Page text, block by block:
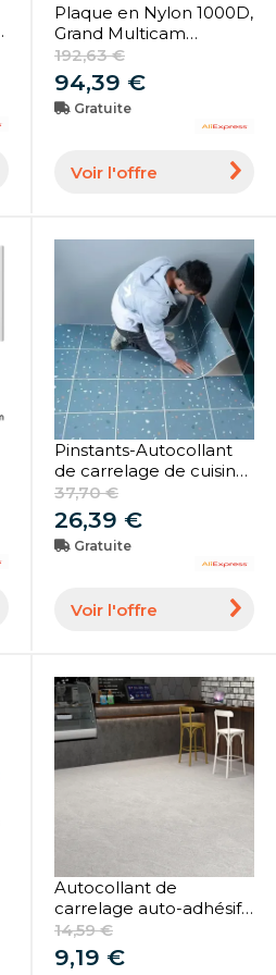
Plaque en Nylon 1000D,
Grand Multicam
Chaleco keeptakle,
28x35cm, Electrolux
Ranger, Vert Dulglafor
SAPI 11x14 Pouces
192,63 €
94,39 €
Gratuite
Voir l'offre
Pinstants-Autocollant
de carrelage de cuisine
en PVC auto-adhésif,
résistant à l'eau,
résistant à l'usure et
non ald, HOToilet
37,70 €
26,39 €
Gratuite
Voir l'offre
Autocollant de
carrelage auto-adhésif
gris ciment industriel,
autocollant mural
étanche, décor de sol,
14,59 €
9,19 €